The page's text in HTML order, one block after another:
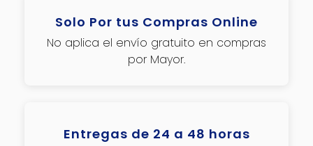
Solo Por tus Compras Online
No aplica el envío gratuito en compras
por Mayor.
Entregas de 24 a 48 horas